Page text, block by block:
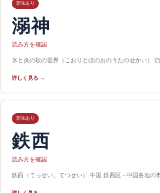
意味あり
溺神
読み方を確認
氷と炎の歌の世界（こおりとほのおのうたのせかい）
詳しく見る →
意味あり
鉄西
読み方を確認
鉄西（てっせい、てつせい） 中国 鉄西区 - 中国各地の